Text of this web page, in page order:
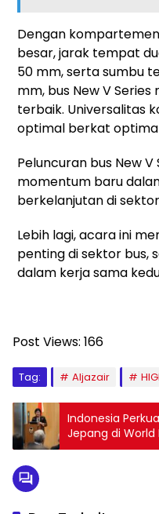
Dengan
besar, jarak tempat
50 mm, serta sumbu
mm, bus New V
terbaik. Universalitas
optimal berkat
Peluncuran bus New
momentum baru
berkelanjutan di
Lebih lagi, acara ini
penting di sektor bus,
dalam kerja sama
Post Views: 166
Tag: Aljazair
Indonesia
Jepang di World